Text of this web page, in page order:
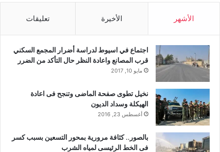
الأشهر الأخيرة تعليقات
اجتماع في اسيوط لدراسة أضرار المجمع السكني
قرب المصانع واعادة النظر حال التأكد من الضرر
مايو 10, 2017
نخيل تطوى صفحة الماضى وتنجح فى اعادة
الهيكلة وسداد الديون
أغسطس 23, 2016
بالصور.. كثافة مرورية بمحور التسعين بسبب كسر
فى الخط الرئيسى لمياه الشرب